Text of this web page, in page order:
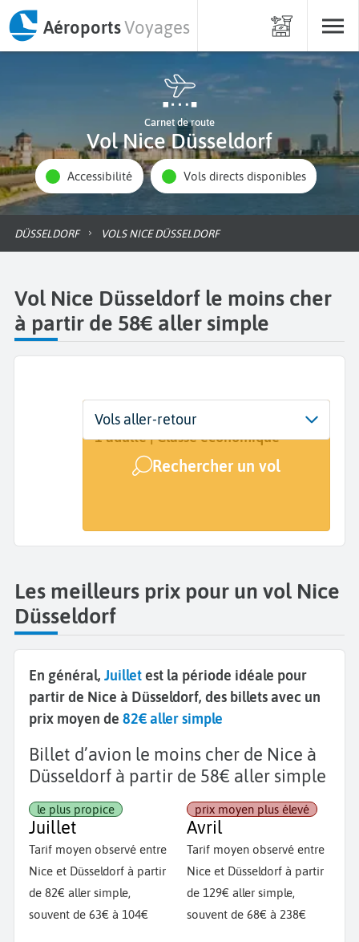
AéroportsVoyages
Carnet de route
Vol Nice Düsseldorf
Accessibilité Vols directs disponibles
DÜSSELDORF VOLS NICE DÜSSELDORF
Vol Nice Düsseldorf le moins cher
à partir de 58€ aller simple
Départ
Nice (NCE)
Dates
Dates de votre voyage
Voyageurs | Classe
1 adulte | Classe économique
Rechercher un vol
Vols aller-retour
Les meilleurs prix pour un vol Nice
Düsseldorf
En général, Juilletest la période idéale pour
partir de Nice à Düsseldorf, des billets avec un
prix moyen de 82€ aller simple
Billet d’avion le moins cher de Nice à
Düsseldorf à partir de 58€ aller simple
Juillet
le plus propice
Tarif moyen observé entre
Nice et Düsseldorf à partir
de 82€ aller simple,
souvent de 63€ à 104€
Avril
prix moyen plus élevé
Tarif moyen observé entre
Nice et Düsseldorf à partir
de 129€ aller simple,
souvent de 68€ à 238€